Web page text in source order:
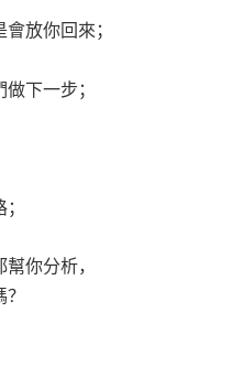
放你回來；
下一步；
你分析，